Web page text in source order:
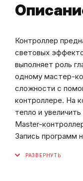
Контроллер
световых
выполняет роль
одному мастер-
сложности с
контроллере. На
тепло и
Master-
Запись программ